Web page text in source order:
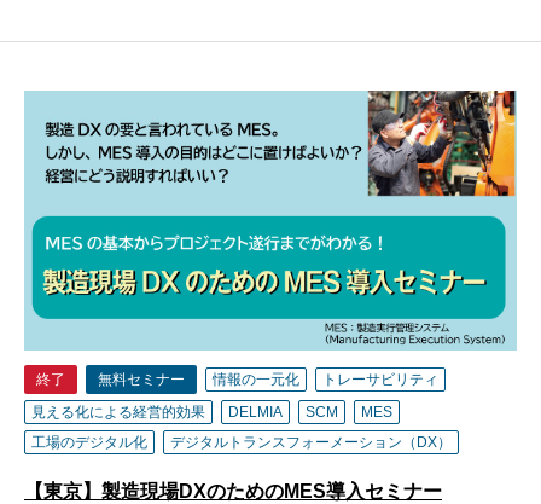
終了 無料セミナー 情報の一元化
トレーサビリティ
見える化による経営的効果
DELMIA SCM
MES
工場のデジタル化
デジタルトランスフォーメーション（DX）
【東京】製造現場DXのためのMES導入セミナー